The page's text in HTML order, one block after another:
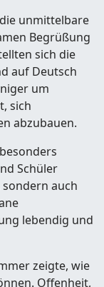
unmittelbare
Begrüßung
sich die
auf Deutsch
um
sich
abzubauen.
Schüler
auch
lebendig und
zeigte, wie
Offenheit,